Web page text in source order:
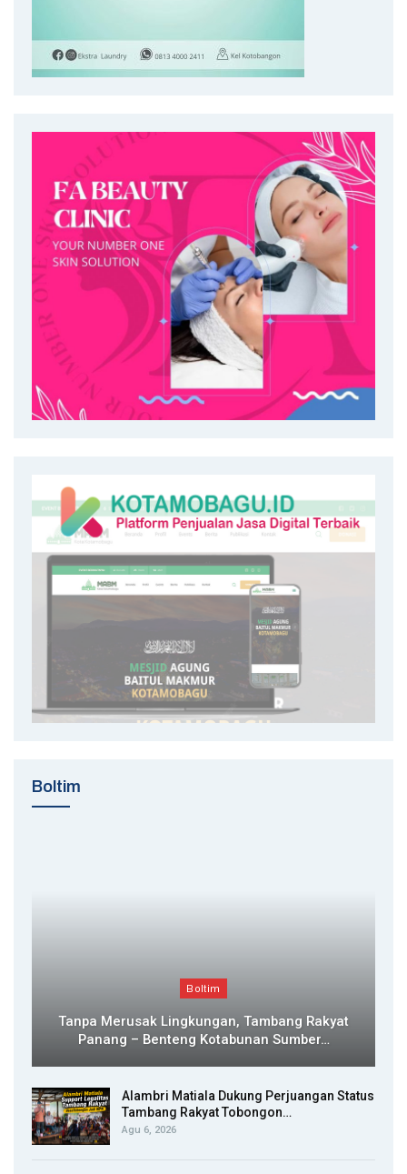
Boltim
Boltim
Tanpa Merusak Lingkungan, Tambang Rakyat
Panang – Benteng Kotabunan Sumber…
Alambri Matiala Dukung Perjuangan Status
Tambang Rakyat Tobongon…
Agu 6, 2026